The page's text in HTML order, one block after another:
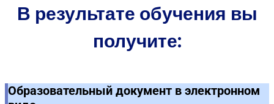
В результате обучения вы
получите:
Образовательный документ в электронном